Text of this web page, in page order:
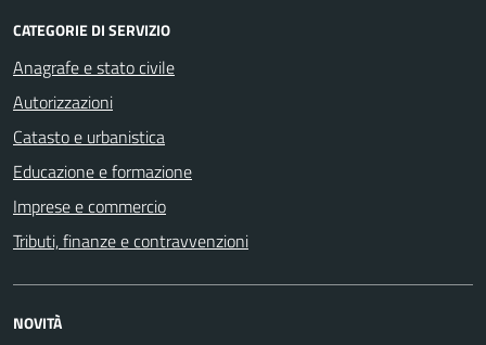
CATEGORIE DI SERVIZIO
Anagrafe e stato civile
Autorizzazioni
Catasto e urbanistica
Educazione e formazione
Imprese e commercio
Tributi, finanze e contravvenzioni
NOVITÀ